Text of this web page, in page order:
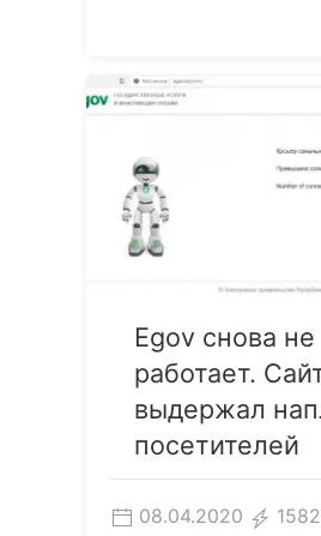
Egov снова не
работает.
выдержал
посетителей
08.04.2020